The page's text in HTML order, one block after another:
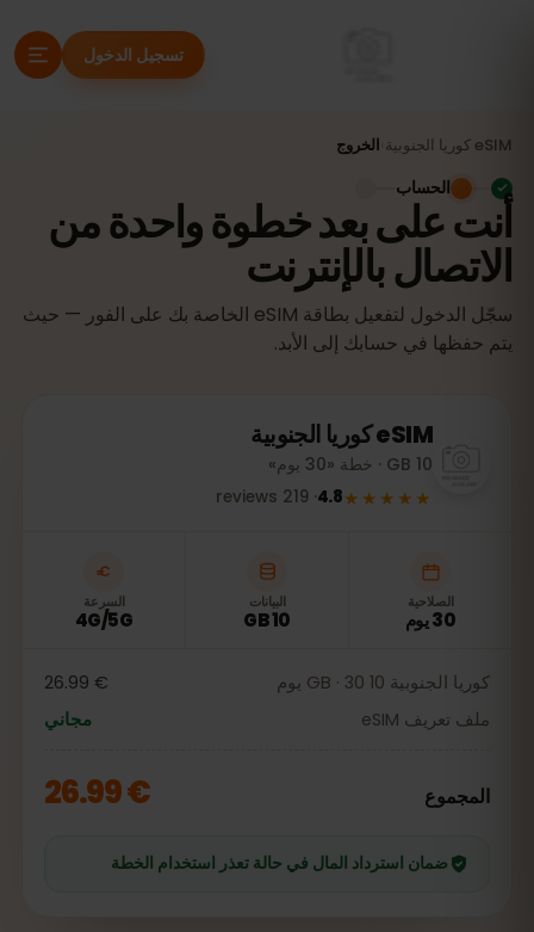
تسجيل الدخول
eSIM كوريا الجنوبية الخروج
أنت على بعد خطوة واحدة من
الاتصال بالإنترنت
سجّل الدخول لتفعيل بطاقة eSIM الخاصة بك على الفور — حيث
يتم حفظها في حسابك إلى الأبد.
الحساب
eSIMكوريا الجنوبية
10 GB · خطة «30 يوم»
★★★★★
4.8
·
219
reviews
الصلاحية
30 يوم
البيانات
10 GB
السرعة
4G/5G
كوريا الجنوبية 10 GB · 30 يوم
€ 26.99
ملف تعريف eSIM
مجاني
المجموع € 26.99
ضمان استرداد المال في حالة تعذر استخدام الخطة